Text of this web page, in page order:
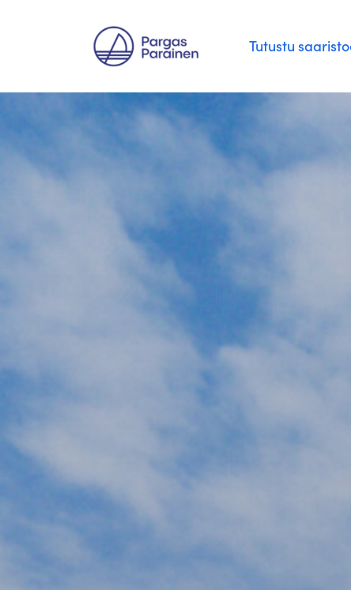
sisältöön
Tutustu